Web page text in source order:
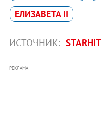
ЕЛИЗАВЕТА II
ИСТОЧНИК: STARHIT
РЕКЛАМА